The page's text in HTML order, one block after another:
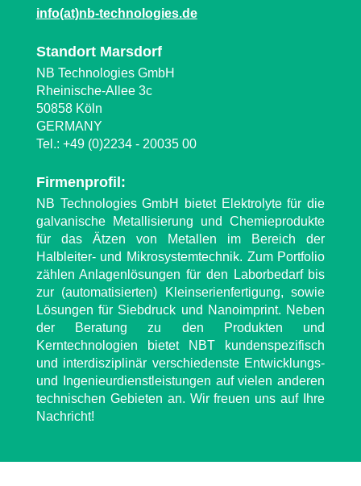
info(at)nb-technologies.de
Standort Marsdorf
NB Technologies GmbH
Rheinische-Allee 3c
50858 Köln
GERMANY
Tel.: +49 (0)2234 - 20035 00
Firmenprofil:
NB Technologies GmbH bietet Elektrolyte für die
galvanische Metallisierung und Chemieprodukte
für das Ätzen von Metallen im Bereich der
Halbleiter- und Mikrosystemtechnik. Zum Portfolio
zählen Anlagenlösungen für den Laborbedarf bis
zur (automatisierten) Kleinserienfertigung, sowie
Lösungen für Siebdruck und Nanoimprint. Neben
der Beratung zu den Produkten und
Kerntechnologien bietet NBT kundenspezifisch
und interdisziplinär verschiedenste Entwicklungs-
und Ingenieurdienstleistungen auf vielen anderen
technischen Gebieten an. Wir freuen uns auf Ihre
Nachricht!